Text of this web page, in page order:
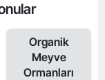
Organik
Meyve
Ormanları